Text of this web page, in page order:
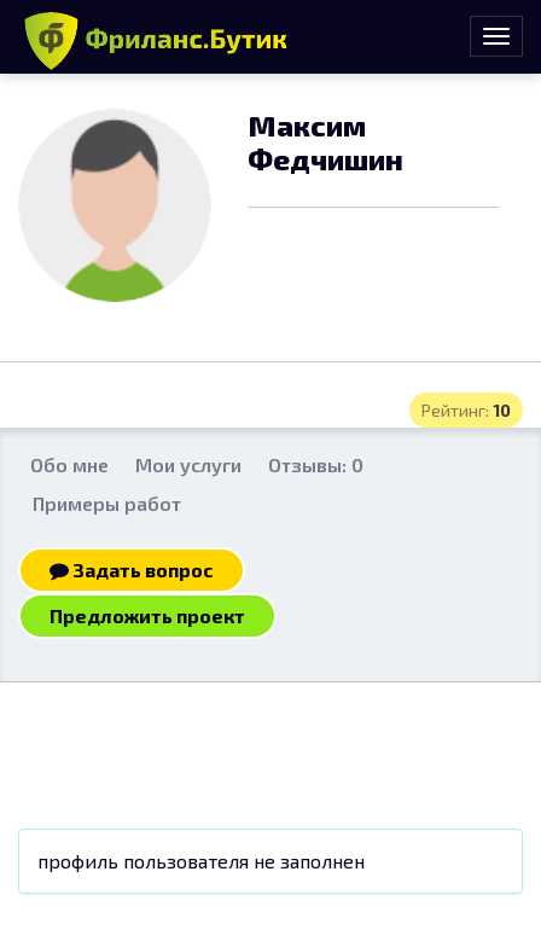
Максим
Федчишин
Рейтинг: 10
Обо мне Мои услуги
Отзывы: 0
Примеры работ
Задать вопрос
Предложить проект
профиль пользователя не заполнен